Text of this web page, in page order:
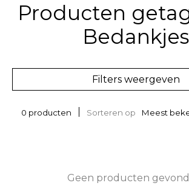
Producten
Bedankjes
Filters weergeven
0 producten Sorteren op Meest
Geen producten